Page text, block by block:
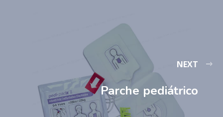
NEXT
Parche pediátrico